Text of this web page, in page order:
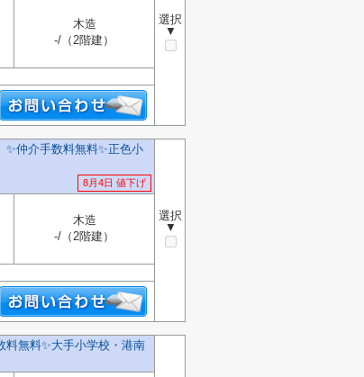
選択
▼
木造
-/（2階建）
✨️仲介手数料無料✨️正色小
8月4日 値下げ
選択
▼
木造
-/（2階建）
料無料✨️大手小学校・港南